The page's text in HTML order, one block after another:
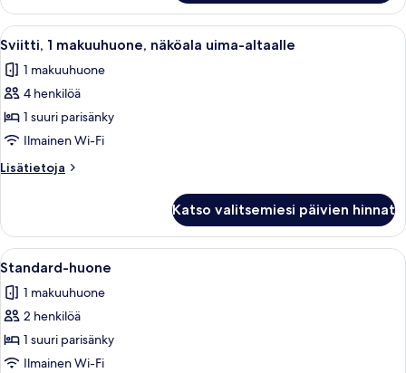
2
parisänkyä
Avaa
kaikki
huonetyypin
Sviitti,
1
makuuhuone,
näköala
uima-
kuvat
Hotellihuone, jossa on
7
Sviitti, 1 makuuhuone, näköala uima-altaalle
1 makuuhuone
4 henkilöä
1 suuri parisänky
Ilmainen Wi-Fi
Lisätietoja
Lisätietoja
makuuhuone,
näköala
uima-
Katso valitsemiesi päivien hinnat
Avaa
kaikki
huonetyypin
Standard-
huone
kuvat
Hotellihuone, jossa on sänky,
7
Standard-huone
1 makuuhuone
2 henkilöä
1 suuri parisänky
Ilmainen Wi-Fi